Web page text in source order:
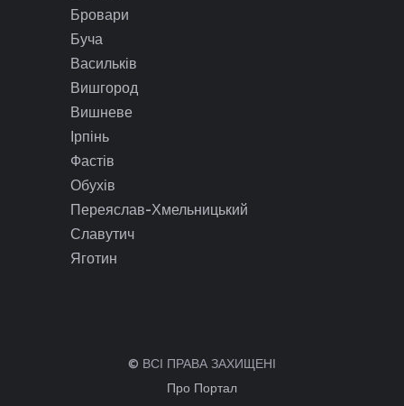
Бровари
Буча
Васильків
Вишгород
Вишневе
Ірпінь
Фастів
Обухів
Переяслав-Хмельницький
Славутич
Яготин
© ВСІ ПРАВА ЗАХИЩЕНІ
Про Портал